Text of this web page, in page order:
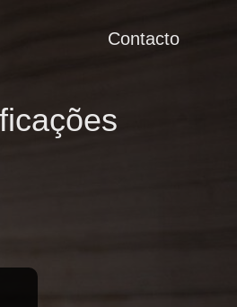
Contacto